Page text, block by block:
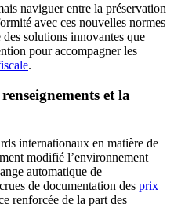
naviguer entre la préservation
avec ces nouvelles normes
solutions innovantes que
pour accompagner les
.
et la
internationaux en matière de
modifié l’environnement
automatique de
de documentation des prix
renforcée de la part des